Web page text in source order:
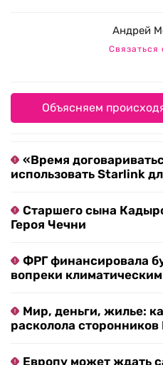
Андрей
Связаться
Объясняем
«Время
использовать Starlink
Старшего сына
Героя Чечни
ФРГ финансировала
вопреки
Мир, деньги, жилье:
расколола
Европу может ждать